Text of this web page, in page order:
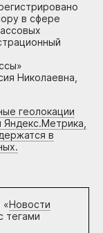
в сфере
Николаевна,
геолокации
Яндекс.Метрика,
в
«Новости
тегами